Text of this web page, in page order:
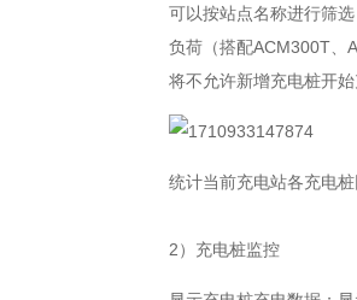
可以按站点名称进行筛
负荷（搭配ACM300T、
将不允许新增充电桩开
统计当前充电站各充电
2）充电桩监控